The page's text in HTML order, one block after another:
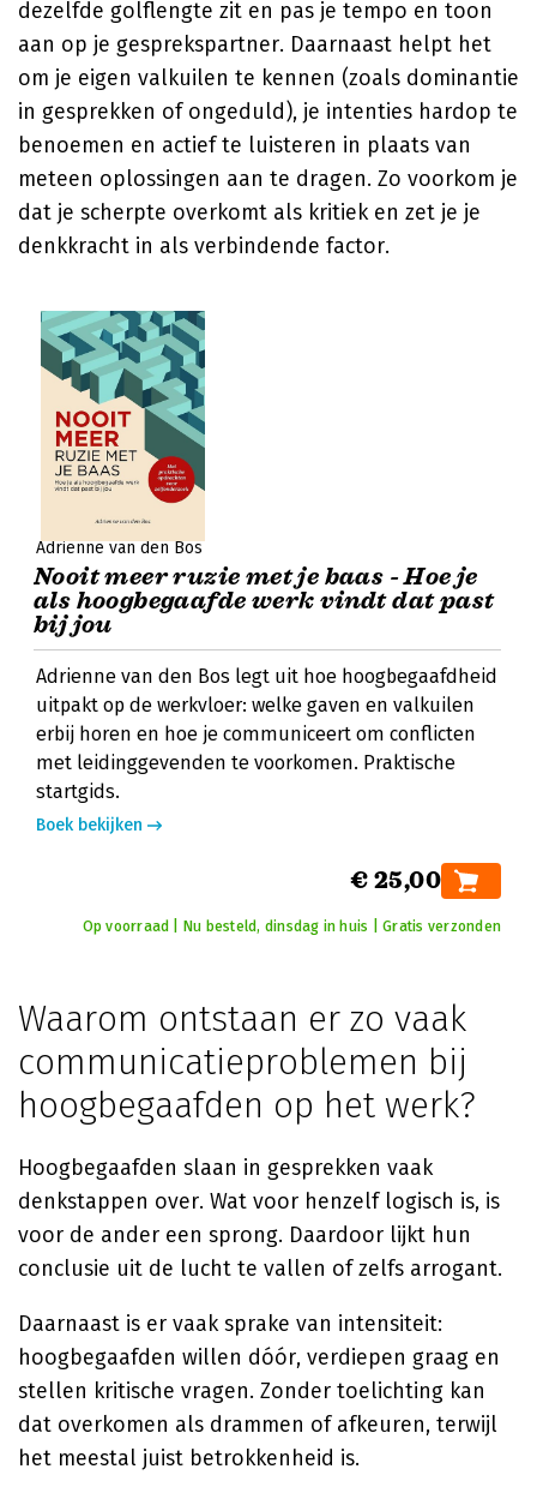
dezelfde golflengte zit en pas je tempo en toon
aan op je gesprekspartner. Daarnaast helpt het
om je eigen valkuilen te kennen (zoals dominantie
in gesprekken of ongeduld), je intenties hardop te
benoemen en actief te luisteren in plaats van
meteen oplossingen aan te dragen. Zo voorkom je
dat je scherpte overkomt als kritiek en zet je je
denkkracht in als verbindende factor.
Adrienne van den Bos
Nooit meer ruzie met je baas - Hoe je
als hoogbegaafde werk vindt dat past
bij jou
Adrienne van den Bos legt uit hoe hoogbegaafdheid
uitpakt op de werkvloer: welke gaven en valkuilen
erbij horen en hoe je communiceert om conflicten
met leidinggevenden te voorkomen. Praktische
startgids.
Boek bekijken
€ 25,00
Op voorraad | Nu besteld, dinsdag in huis | Gratis verzonden
Waarom ontstaan er zo vaak
communicatieproblemen bij
hoogbegaafden op het werk?
Hoogbegaafden slaan in gesprekken vaak
denkstappen over. Wat voor henzelf logisch is, is
voor de ander een sprong. Daardoor lijkt hun
conclusie uit de lucht te vallen of zelfs arrogant.
Daarnaast is er vaak sprake van intensiteit:
hoogbegaafden willen dóór, verdiepen graag en
stellen kritische vragen. Zonder toelichting kan
dat overkomen als drammen of afkeuren, terwijl
het meestal juist betrokkenheid is.